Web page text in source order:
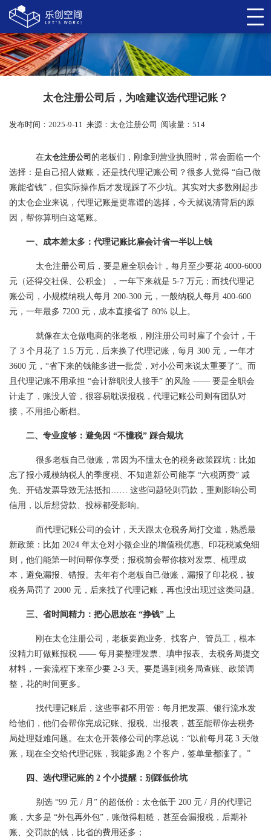
太仓注册公司后，为啥建议选代理记账？
发布时间：2025-9-11 来源： 太仓注册公司 阅读量：514
在太仓注册公司 的老板们，刚拿到营业执照时，常会面临一个
选择：是自己招人做账，还是找代理记账公司？很多人觉得 “自己做
账能省钱”，但实际操作后才发现踩了不少坑。其实对大多数刚起步
的太仓企业来说，代理记账是更靠谱的选择，今天就说清背后的原
因，帮你算明白这笔账。
一、成本差太多：代理记账比雇会计省一半以上钱
太仓注册公司后，要是雇全职会计，每月至少要花 4000-6000
元（还得交社保、公积金），一年下来就是 5-7 万元；而找代理记
账公司，小规模纳税人每月 200-300 元，一般纳税人每月 400-600
元，一年最多 7200 元，成本直接省了 80% 以上。
就像在太仓做电商的张老板，刚注册公司时雇了个会计，干
了 3 个月花了 1.5 万元，后来换了代理记账，每月 300 元，一年才
3600 元，“省下来的钱能多进一批货，对小公司来说太重要了”。而
且代理记账不用承担 “会计辞职没人接手” 的风险 —— 要是全职会
计走了，账没人管，很容易耽误报税，代理记账公司则有团队对
接，不用担心断档。
二、专业度够：避免因 “不懂税” 踩合规坑
很多老板自己做账，常因为不懂太仓的税务政策踩坑：比如
忘了报小规模纳税人的季度税、不知道新公司能享 “六税两费” 减
免、开错发票导致无法抵扣…… 这些问题轻则罚款，重则影响公司
信用，以后想贷款、投标都受影响。
而代理记账公司的会计，天天跟太仓税务局打交道，熟悉最
新政策：比如 2024 年太仓对小微企业的增值税优惠、印花税减免细
则，他们能第一时间帮你享受；报税前会帮你核对发票、梳理成
本，避免漏报、错报。去年有个老板自己做账，漏报了印花税，被
税务局罚了 2000 元，后来找了代理记账，再也没出现过这类问题。
三、省时间精力：把心思放在 “挣钱” 上
刚在太仓注册公司，老板要跑业务、找客户、管员工，根本
没精力盯做账报税 —— 每月要整理发票、填申报表、去税务局提交
材料，一套流程下来至少要 2-3 天。要是遇到税务局查账、政策调
整，花的时间更多。
找代理记账后，这些事都不用管：每月把发票、银行流水发
给他们，他们会帮你完成记账、报税、出报表，甚至能帮你去税务
局处理疑难问题。在太仓开装修公司的李总说：“以前每月花 3 天做
账，现在全交给代理记账，我能多跑 2 个客户，签单量都涨了。”
四、选代理记账的 2 个小提醒：别踩低价坑
别选 “99 元 / 月” 的超低价：太仓低于 200 元 / 月的代理记
账，大多是 “外包再外包”，账做得粗糙，甚至会漏报税，后期补
账、交罚款的钱，比省的费用还多；